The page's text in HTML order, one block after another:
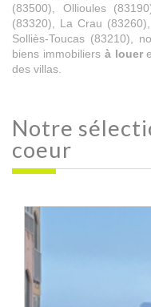
(83500), Ollioules
(83320), La Crau
Solliès-Toucas (83210),
biens immobiliers à louer
des villas.
Notre
coeur